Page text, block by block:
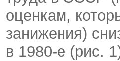
оценкам,
занижения)
в 1980-е (рис.